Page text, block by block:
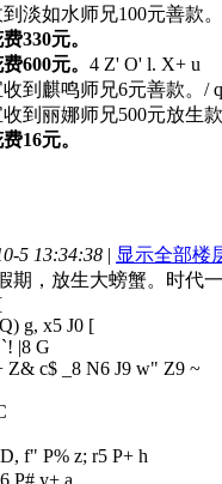
淡如水师兄100元善款。
330元。
600元。 4 Z' O' l. X+ u
到麒鸣师兄6元善款。 /
到丽娜师兄500元放生款
16元。
5 13:34:38 | 显示全部楼
期，放生大螃蟹。时代
g, x5 J0 [
|8 G
Z& c$ _8 N6 J9 w" Z9 ~
f" P% z; r5 P+ h
P# y+ a